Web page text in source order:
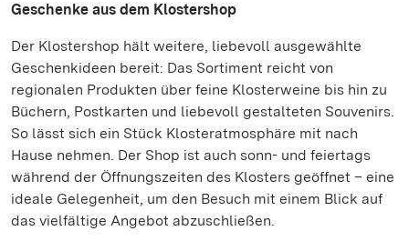
Geschenke aus dem Klostershop
Der Klostershop hält weitere, liebevoll ausgewählte
Geschenkideen bereit: Das Sortiment reicht von
regionalen Produkten über feine Klosterweine bis hin zu
Büchern, Postkarten und liebevoll gestalteten Souvenirs.
So lässt sich ein Stück Klosteratmosphäre mit nach
Hause nehmen. Der Shop ist auch sonn- und feiertags
während der Öffnungszeiten des Klosters geöffnet – eine
ideale Gelegenheit, um den Besuch mit einem Blick auf
das vielfältige Angebot abzuschließen.